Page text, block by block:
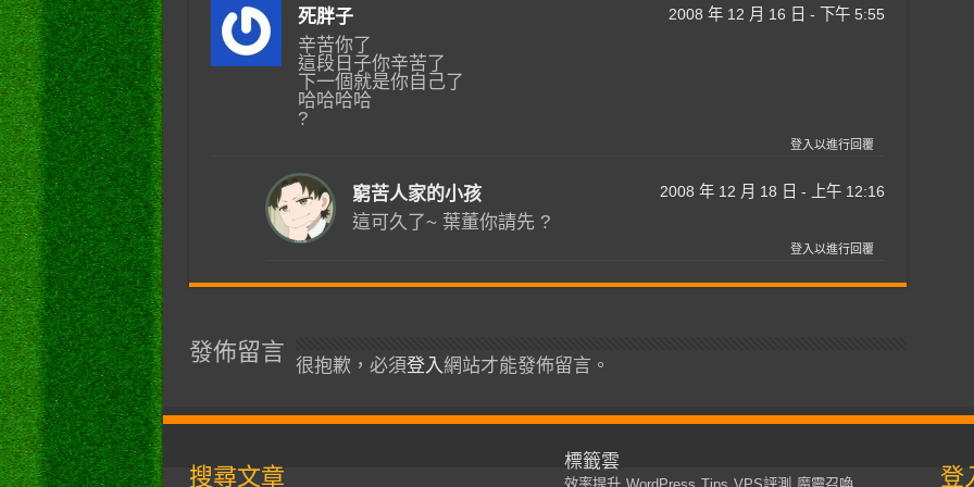
死胖子 2008 年 12 月 16 日 - 下午 5:55
辛苦你了
這段日子你辛苦了
下一個就是你自己了
哈哈哈哈
?
登入以進行回覆
窮苦人家的小孩 2008 年 12 月 18 日 - 上午 12:16
這可久了~ 葉董你請先 ?
登入以進行回覆
發佈留言
很抱歉，必須登入網站才能發佈留言。
搜尋文章
標籤雲
登